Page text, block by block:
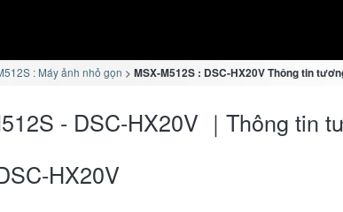
: Máy ảnh nhỏ gọn MSX-M512S : DSC-HX20V Thông tin
- DSC-HX20V ｜Thông tin
HX20V